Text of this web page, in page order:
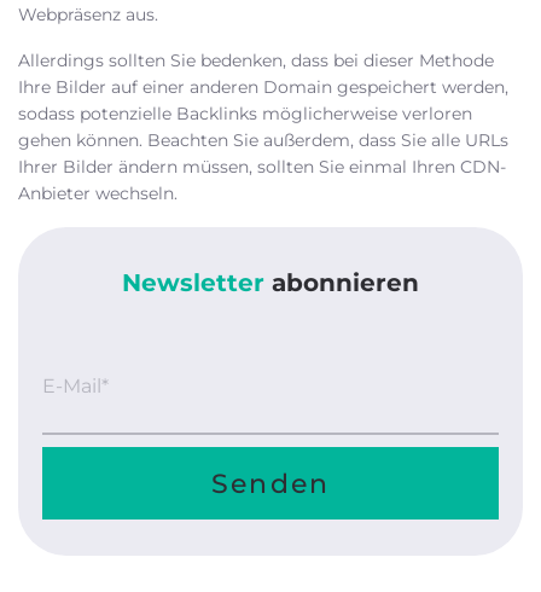
Webpräsenz aus.
Allerdings sollten Sie bedenken, dass bei dieser Methode
Ihre Bilder auf einer anderen Domain gespeichert werden,
sodass potenzielle Backlinks möglicherweise verloren
gehen können. Beachten Sie außerdem, dass Sie alle URLs
Ihrer Bilder ändern müssen, sollten Sie einmal Ihren CDN-
Anbieter wechseln.
Newsletter abonnieren
E-Mail*